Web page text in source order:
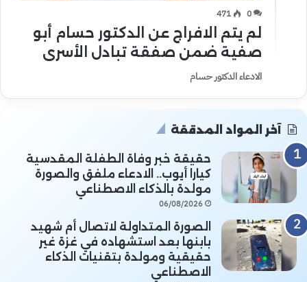
0
471
لم يتم الافراج عن الدكتور حسام أبو
صفية ضمن صفقة تبادل الأسرى
الادعاء الدكتور حسام
آخر المواد المدققة
حقيقة خبر وفاة الطفلة المقدسية
كيارا أيوب.. الادعاء ملفق والصورة
مولدة بالذكاء الاصطناعي
06/08/2026
الصورة المتداولة لاتصال أم شهيد
بابنها بعد استشهاده في غزة غير
حقيقية ومولدة بتقنيات الذكاء
الاصطناعي